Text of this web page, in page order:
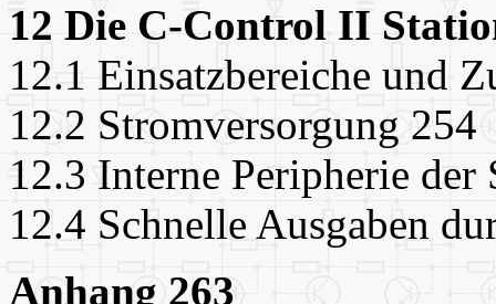
12 Die C-Control II
12.1 Einsatzbereiche und
12.2 Stromversorgung 254
12.3 Interne Peripherie der
12.4 Schnelle Ausgaben
Anhang 263